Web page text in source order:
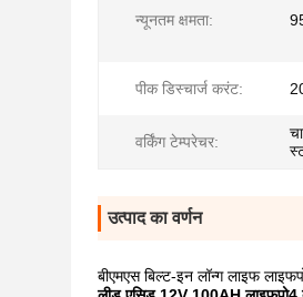
न्यूनतम क्षमता:
पीक डिस्चार्ज करंट:
वर्किंग टेम्परेचर:
उत्पाद का वर्णन
बीएमएस बिल्ट-इन लॉन्ग लाइफ